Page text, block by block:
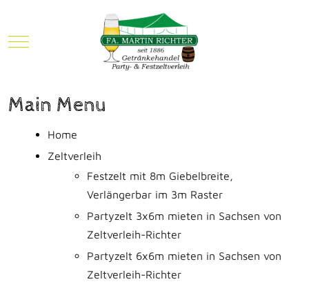
Mobile Menu Toggle
Main Menu
Home
Zeltverleih
Festzelt mit 8m Giebelbreite,
Verlängerbar im 3m Raster
Partyzelt 3x6m mieten in Sachsen von
Zeltverleih-Richter
Partyzelt 6x6m mieten in Sachsen von
Zeltverleih-Richter